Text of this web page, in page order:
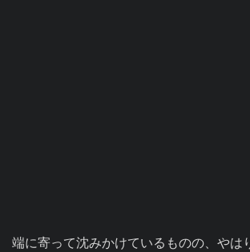
端に寄って沈みかけているものの、やは